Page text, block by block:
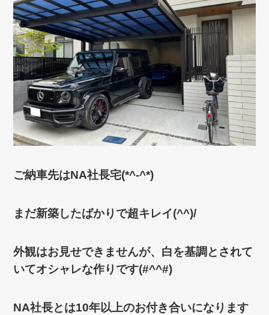
ご納車先はNA社長宅(*^-^*)
まだ新築したばかりで超キレイ(^^)/
外観はお見せできませんが、白を基調とされて
いてオシャレな作りです(#^^#)
NA社長とは10年以上のお付き合いになります